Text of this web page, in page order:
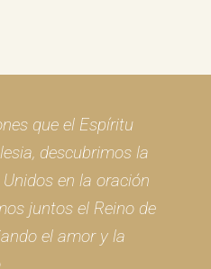
que el Espíritu
descubrimos la
en la oración
juntos el Reino de
el amor y la